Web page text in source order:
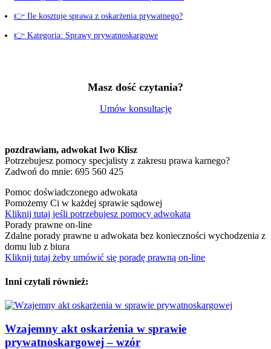
👉 Ile kosztuje sprawa z oskarżenia prywatnego?
👉 Kategoria: Sprawy prywatnoskargowe
Masz dość czytania?
Umów konsultację
pozdrawiam, adwokat Iwo Klisz
Potrzebujesz pomocy specjalisty z zakresu prawa karnego?
Zadwoń do mnie: 695 560 425
Pomoc doświadczonego adwokata
Pomożemy Ci w każdej sprawie sądowej
Kliknij tutaj jeśli potrzebujesz pomocy adwokata
Porady prawne on-line
Zdalne porady prawne u adwokata bez konieczności wychodzenia z
domu lub z biura
Kliknij tutaj żeby umówić się poradę prawną on-line
Inni czytali również:
Wzajemny akt oskarżenia w sprawie
prywatnoskargowej – wzór